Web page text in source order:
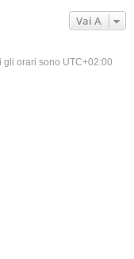
Vai A
gli orari sono UTC+02:00